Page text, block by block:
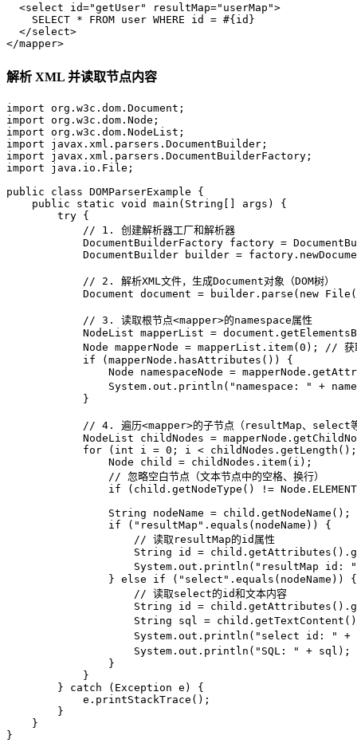
<select id="getUser" resultMap="userMap">
    SELECT * FROM user WHERE id = #{id}
</select>
</mapper>
解析 XML 并读取节点内容
import
import
import
import
import
import java.io.File;
public
class DOMParserExample {
public
static void main (String[] args)
{
try {
// 1. 创建解析器工厂和解析器
DocumentBuilderFactory factory =
DocumentBuilder
builder =
// 2. 解析XML文件，生成Document对象（DOM树）
Document document = builder.parse( new File (
// 3. 读取根节点<mapper>的namespace属性
NodeList mapperList =
Node mapperNode = mapperList.item( 0 ); // 获
if (mapperNode.hasAttributes()) {
Node
namespaceNode =
                System.out.println(
"namespace: "
+
            }
// 4. 遍历<mapper>的子节点（resultMap、select
NodeList
childNodes =
for ( int i = 0 ; i <
Node
child = childNodes.item(i);
// 忽略空白节点（文本节点中的空格、换行）
if (child.getNodeType() !=
String
nodeName = child.getNodeName();
if ( "resultMap" .equals(nodeName)) {
// 读取resultMap的id属性
String
id =
                    System.out.println(
"resultMap id: "
                }
else if ( "select" .equals(nodeName)) {
// 读取select的id和文本内容
String
id =
String
sql =
                    System.out.println(
"select id: "
                    System.out.println(
"SQL: "
+ sql);
                }
            }
        }
catch (Exception e) {
            e.printStackTrace();
        }
    }
}